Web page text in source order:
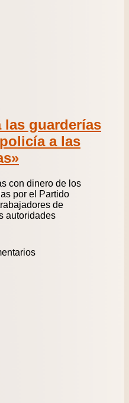
las guarderías
a las
con dinero de los
por el Partido
de
autoridades